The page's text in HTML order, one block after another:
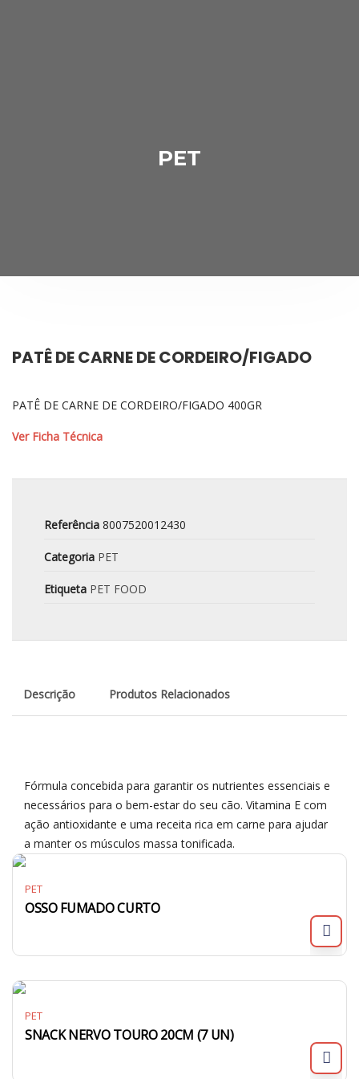
PET
PATÊ DE CARNE DE CORDEIRO/FIGADO
PATÊ DE CARNE DE CORDEIRO/FIGADO 400GR
Ver Ficha Técnica
Referência 8007520012430
Categoria PET
Etiqueta PET FOOD
Descrição Produtos Relacionados
Fórmula concebida para garantir os nutrientes essenciais e
necessários para o bem-estar do seu cão. Vitamina E com
ação antioxidante e uma receita rica em carne para ajudar
a manter os músculos massa tonificada.
PET
OSSO FUMADO CURTO
PET
SNACK NERVO TOURO 20CM (7 UN)